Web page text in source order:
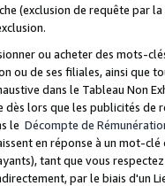
(exclusion de requête
ou acheter des mots-
ou de ses filiales, ainsi que
dans le Tableau Non
lors que les publicités de
le Décompte de
en réponse à un mot-
tant que vous
par le biais d'un